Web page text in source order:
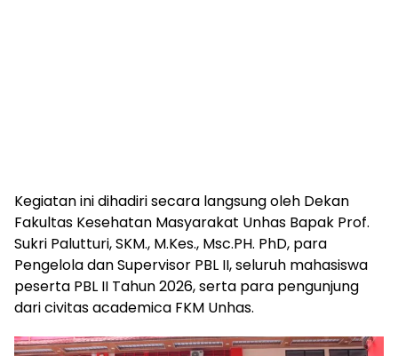
Kegiatan ini dihadiri secara langsung oleh Dekan
Fakultas Kesehatan Masyarakat Unhas Bapak Prof.
Sukri Palutturi, SKM., M.Kes., Msc.PH. PhD, para
Pengelola dan Supervisor PBL II, seluruh mahasiswa
peserta PBL II Tahun 2026, serta para pengunjung
dari civitas academica FKM Unhas.